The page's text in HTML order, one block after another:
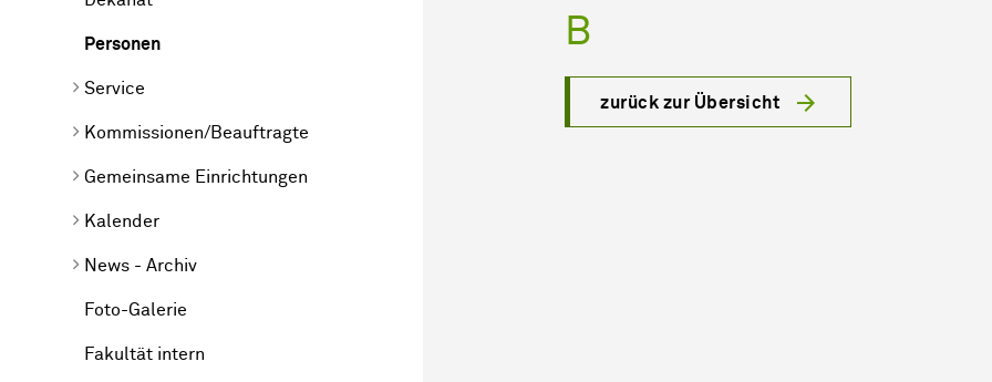
Personen
Service
Kommissionen/Beauftragte
Gemeinsame Einrichtungen
Kalender
News - Archiv
Foto-Galerie
Fakultät intern
B
zurück zur Übersicht